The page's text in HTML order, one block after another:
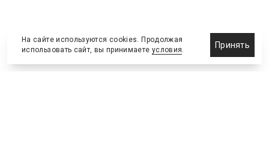
На сайте используются cookies. Продолжая
использовать сайт, вы принимаете условия.
Принять